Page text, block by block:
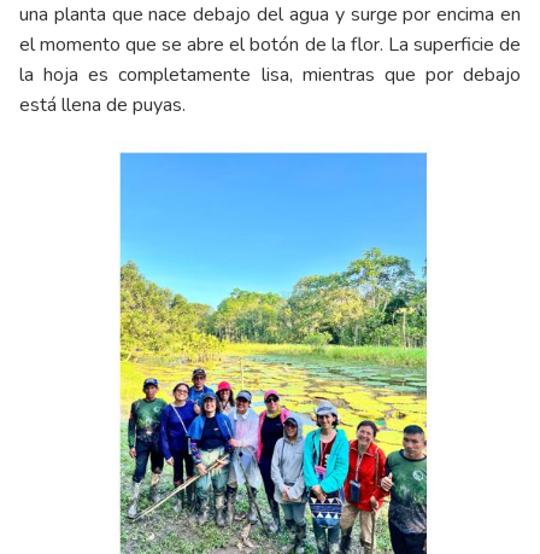
una planta que nace debajo del agua y surge por encima en
el momento que se abre el botón de la flor. La superficie de
la hoja es completamente lisa, mientras que por debajo
está llena de puyas.